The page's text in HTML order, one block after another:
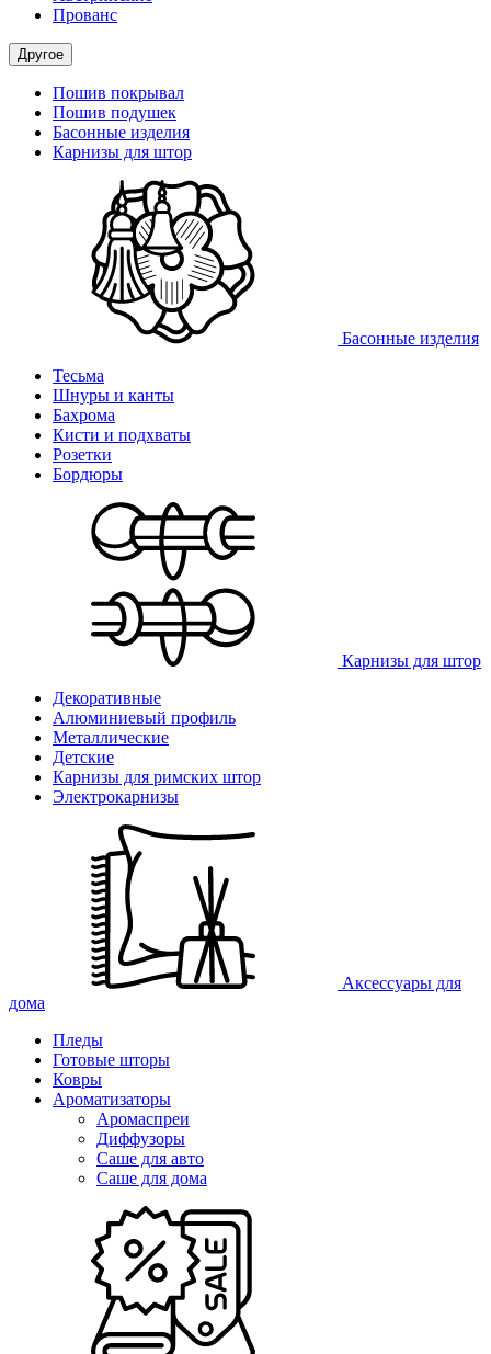
Прованс
Другое
Пошив покрывал
Пошив подушек
Басонные изделия
Карнизы для штор
Басонные изделия
Тесьма
Шнуры и канты
Бахрома
Кисти и подхваты
Розетки
Бордюры
Карнизы для штор
Декоративные
Алюминиевый профиль
Металлические
Детские
Карнизы для римских штор
Электрокарнизы
Аксессуары для
дома
Пледы
Готовые шторы
Ковры
Ароматизаторы
Аромаспреи
Диффузоры
Саше для авто
Саше для дома